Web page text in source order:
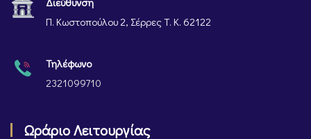
Π. Κωστοπούλου 2, Σέρρες Τ. Κ. 62122
Τηλέφωνο
2321099710
Ωράριο Λειτουργίας